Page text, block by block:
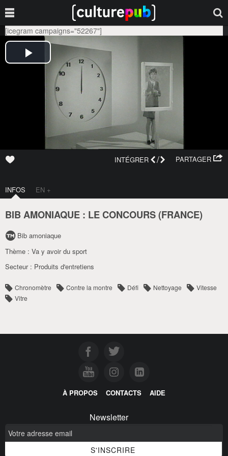
[icegram campaigns="52267"]
PARTAGER
INTÉGRER /
INFOS EN +
BIB AMONIAQUE : LE CONCOURS (FRANCE)
Bib amoniaque
Thème : Va y avoir du sport
Secteur : Produits d'entretiens
Chronomètre Contre la montre Défi Nettoyage
Vitesse
Vitre
À PROPOS CONTACTS AIDE
Newsletter